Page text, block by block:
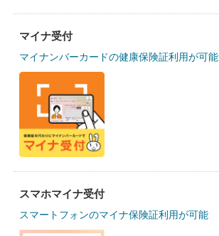
マイナ受付
マイナンバーカードの健康保険証利用が可能
スマホマイナ受付
スマートフォンのマイナ保険証利用が可能